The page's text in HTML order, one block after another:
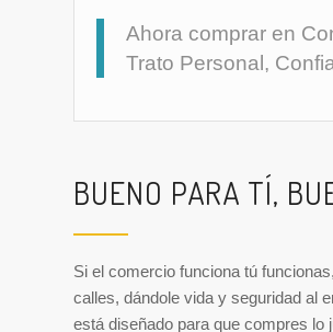
Ahora comprar en
Trato Personal,
BUENO PARA TÍ,
Si el comercio funciona tú
calles, dándole vida y seguridad al
está diseñado para que compres